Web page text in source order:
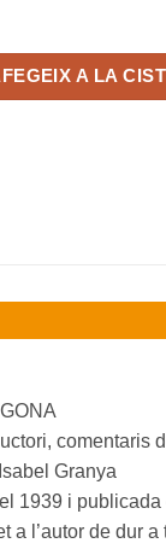
A LA
comentaris
Granya
1939 i
a l’autor de dur a